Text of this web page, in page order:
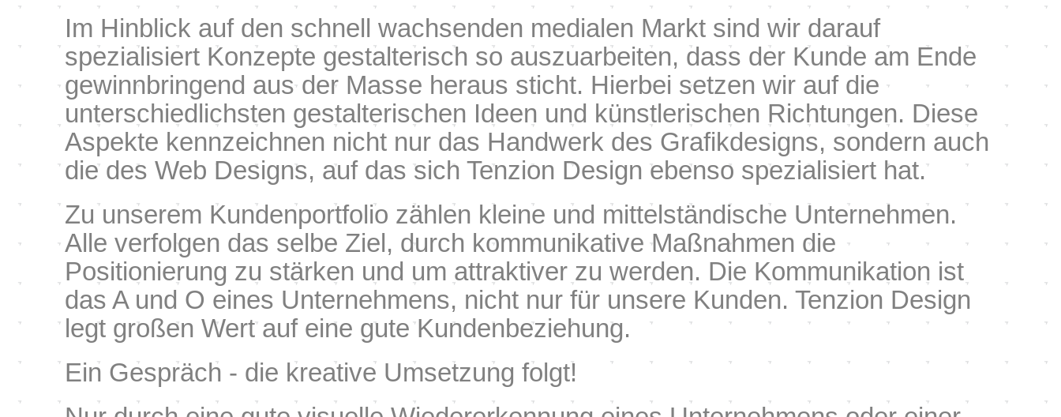
Im Hinblick auf den schnell wachsenden medialen Markt sind wir darauf
spezialisiert Konzepte gestalterisch so auszuarbeiten, dass der Kunde am Ende
gewinnbringend aus der Masse heraus sticht. Hierbei setzen wir auf die
unterschiedlichsten gestalterischen Ideen und künstlerischen Richtungen. Diese
Aspekte kennzeichnen nicht nur das Handwerk des Grafikdesigns, sondern auch
die des Web Designs, auf das sich Tenzion Design ebenso spezialisiert hat.
Zu unserem Kundenportfolio zählen kleine und mittelständische Unternehmen.
Alle verfolgen das selbe Ziel, durch kommunikative Maßnahmen die
Positionierung zu stärken und um attraktiver zu werden. Die Kommunikation ist
das A und O eines Unternehmens, nicht nur für unsere Kunden. Tenzion Design
legt großen Wert auf eine gute Kundenbeziehung.
Ein Gespräch - die kreative Umsetzung folgt!